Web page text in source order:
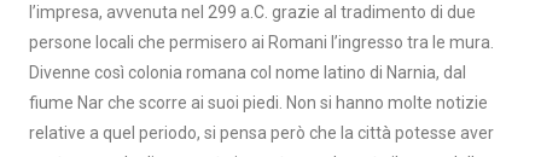
l’impresa, avvenuta nel 299 a.C. grazie al tradimento di due
persone locali che permisero ai Romani l’ingresso tra le mura.
Divenne così colonia romana col nome latino di Narnia, dal
fiume Nar che scorre ai suoi piedi. Non si hanno molte notizie
relative a quel periodo, si pensa però che la città potesse aver